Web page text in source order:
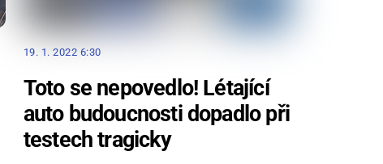
19. 1. 2022 6:30
Toto se nepovedlo! Létající
auto budoucnosti dopadlo při
testech tragicky